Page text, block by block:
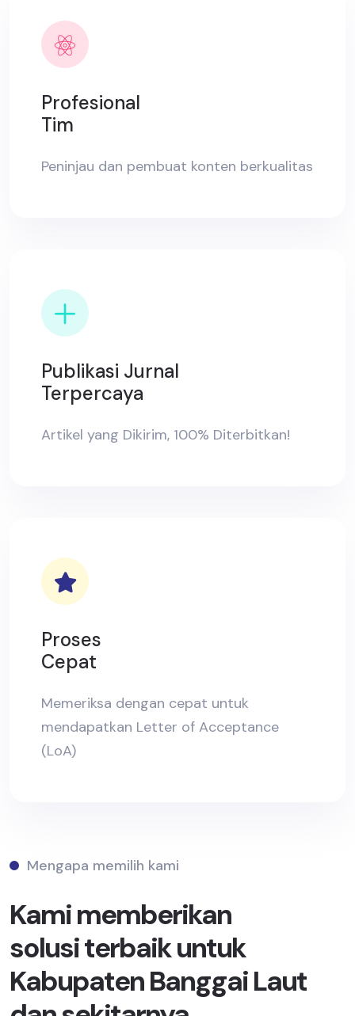
Profesional
Tim
Peninjau dan pembuat konten berkualitas
Publikasi Jurnal
Terpercaya
Artikel yang Dikirim, 100% Diterbitkan!
Proses
Cepat
Memeriksa dengan cepat untuk
mendapatkan Letter of Acceptance
(LoA)
Mengapa memilih kami
Kami memberikan
solusi terbaik untuk
Kabupaten Banggai Laut